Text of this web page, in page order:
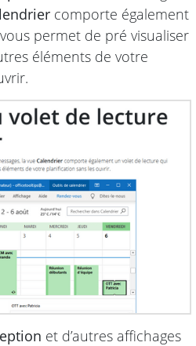
comporte également
permet de pré visualiser
éléments de votre
et d’autres affichages